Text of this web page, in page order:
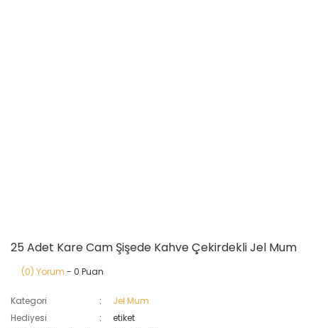
25 Adet Kare Cam Şişede Kahve Çekirdekli Jel Mum
(0) Yorum - 0 Puan
Kategori
Jel Mum
Hediyesi
etiket